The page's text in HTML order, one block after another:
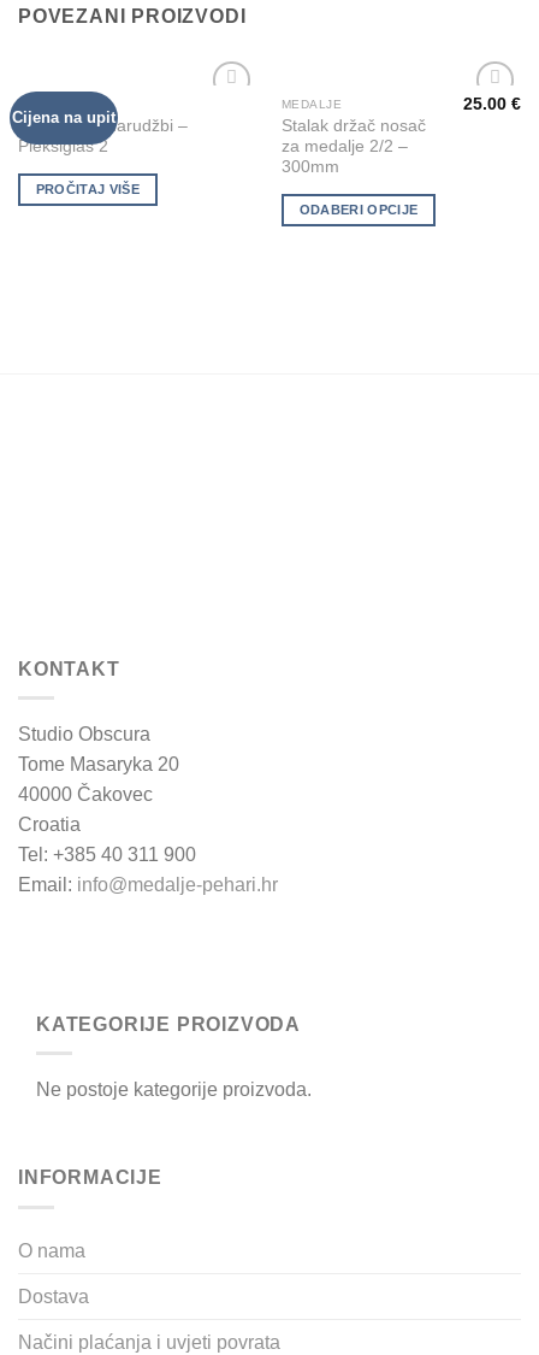
POVEZANI PROIZVODI
Cijena na upit
MEDALJE
Medalje po narudžbi –
Pleksiglas 2
PROČITAJ VIŠE
MEDALJE
Stalak držač nosač
za medalje 2/2 –
300mm
25.00€
ODABERI OPCIJE
This
product
has
variants.
KONTAKT
Studio Obscura
Tome Masaryka 20
40000 Čakovec
Croatia
Tel: +385 40 311 900
Email: info@medalje-pehari.hr
KATEGORIJE PROIZVODA
Ne postoje kategorije proizvoda.
INFORMACIJE
O nama
Dostava
Načini plaćanja i uvjeti povrata